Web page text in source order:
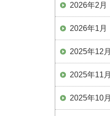
2026年2月
2026年1月
2025年12月
2025年11月
2025年10月